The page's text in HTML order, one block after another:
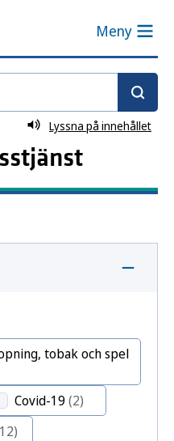
Meny
Lyssna på innehållet
tobak och spel
Covid-19 (2)